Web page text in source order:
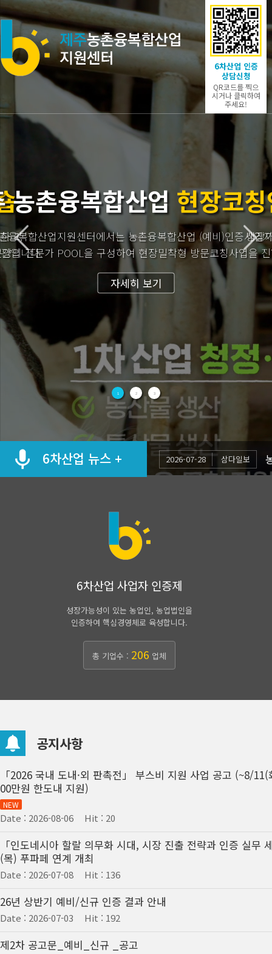
6차산업 인증
상담신청
QR코드를 찍으
시거나 클릭하여
주세요!
내
에게
합니다.
농촌융복합산업 인증제도
능성이 있는 농업인, 농업법인을 인증하여 핵심경영체로 육성
농촌융복합산업 추진 농가의 많은 참여바랍니다.
자세히 보기
농촌
이를 통
1 2 3
6차산업 뉴스 + 2026-07-30 DWBNEWS
6차산업 사업자 인증제
성장가능성이 있는 농업인, 농업법인을
인증하여 핵심경영체로 육성합니다.
총 기업수 : 206 업체
공지사항
「2026 국내 도내·외 판촉전」 부스비 지원 사업 공고 (~8/
00만원 한도내 지원)
NEW
Date : 2026-08-06 Hit : 20
「인도네시아 할랄 의무화 시대, 시장 진출 전략과 인증 실무
(목) 푸파페 연계 개최
Date : 2026-07-08 Hit : 136
26년 상반기 예비/신규 인증 결과 안내
Date : 2026-07-03 Hit : 192
제2차 공고문_예비_신규 _공고